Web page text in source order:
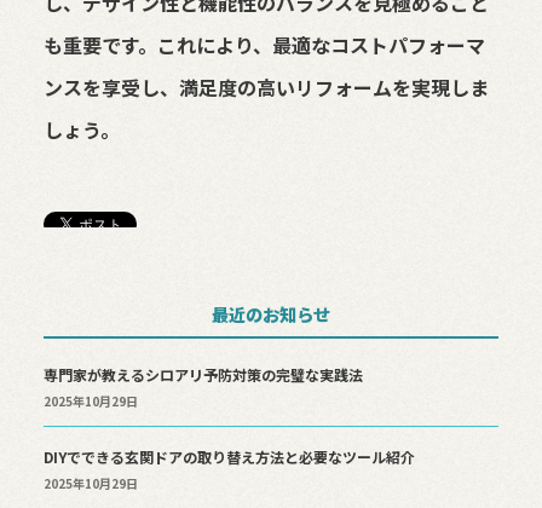
も重要です。これにより、最適なコストパフォーマ
ンスを享受し、満足度の高いリフォームを実現しま
しょう。
最近のお知らせ
専門家が教えるシロアリ予防対策の完璧な実践法
2025年10月29日
DIYでできる玄関ドアの取り替え方法と必要なツール紹介
2025年10月29日